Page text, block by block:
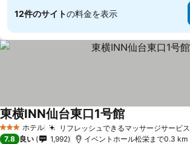
12件のサイトの料金を表示
3 ホテルのランク
ホテル リフレッシュできるマッサージサービス
東横INN仙台東口1号館
7.8 良い 1,992 イベントホール松栄まで0.3 km